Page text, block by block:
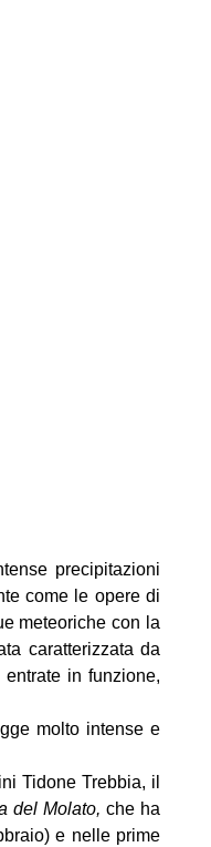
precipitazioni
come le opere di
meteoriche con la
caratterizzata da
in funzione,
molto intense e
Tidone Trebbia, il
del Molato, che ha
e nelle prime